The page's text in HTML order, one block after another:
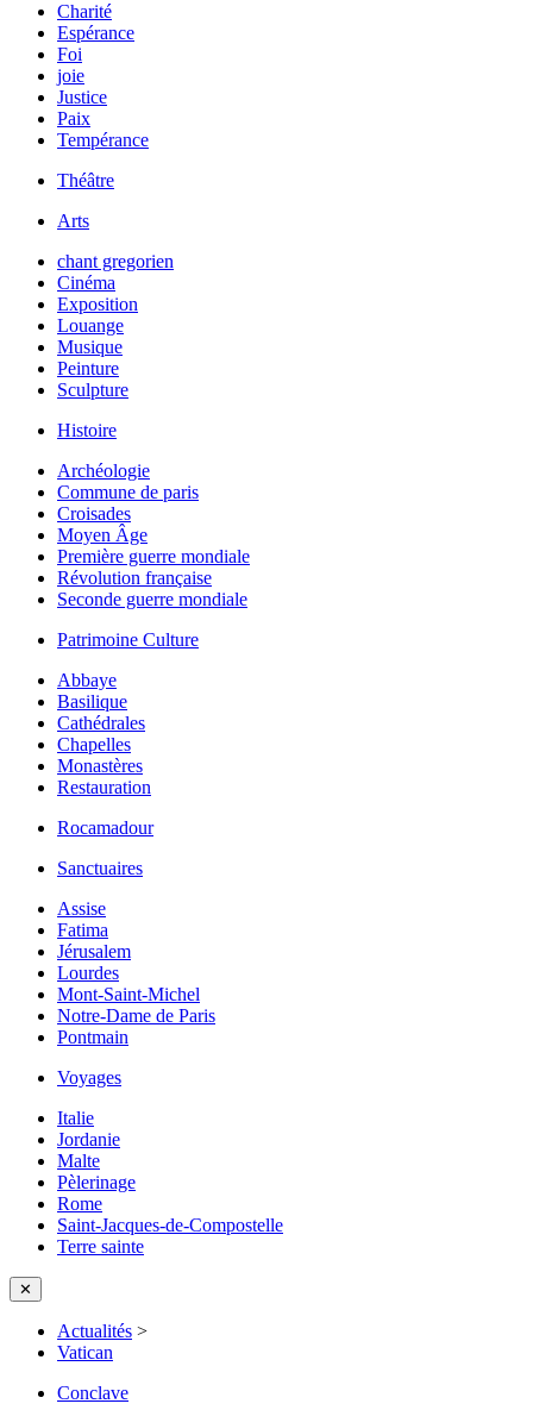
Charité
Espérance
Foi
joie
Justice
Paix
Tempérance
Théâtre
Arts
chant gregorien
Cinéma
Exposition
Louange
Musique
Peinture
Sculpture
Histoire
Archéologie
Commune de paris
Croisades
Moyen Âge
Première guerre mondiale
Révolution française
Seconde guerre mondiale
Patrimoine Culture
Abbaye
Basilique
Cathédrales
Chapelles
Monastères
Restauration
Rocamadour
Sanctuaires
Assise
Fatima
Jérusalem
Lourdes
Mont-Saint-Michel
Notre-Dame de Paris
Pontmain
Voyages
Italie
Jordanie
Malte
Pèlerinage
Rome
Saint-Jacques-de-Compostelle
Terre sainte
✕
Actualités >
Vatican
Conclave